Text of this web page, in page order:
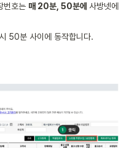
번호는 매 20분, 50분에 사방넷에
50분 사이에 동작합니다.